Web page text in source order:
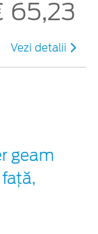
65,23
Vezi detalii
geam